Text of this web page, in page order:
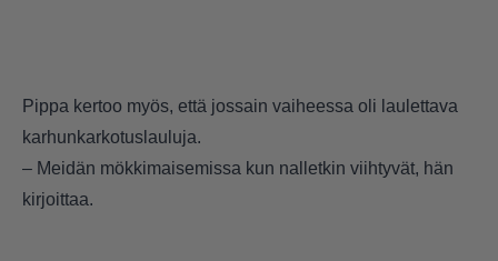
Pippa kertoo myös, että jossain vaiheessa oli laulettava
karhunkarkotuslauluja.
– Meidän mökkimaisemissa kun nalletkin viihtyvät, hän
kirjoittaa.